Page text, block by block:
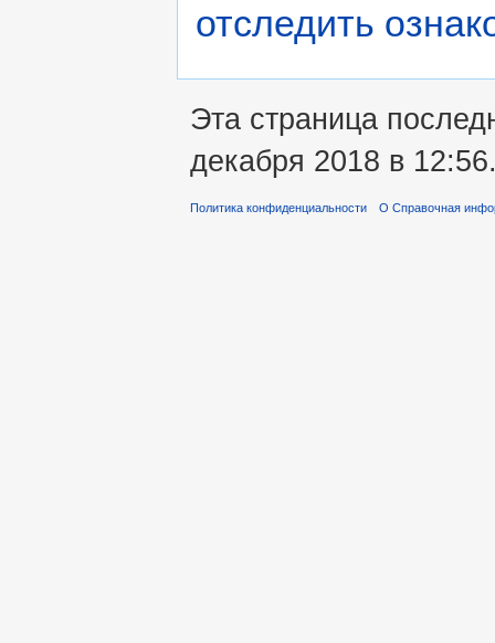
отследить
Эта страница
декабря 2018 в
Политика конфиденциальности О Справочная